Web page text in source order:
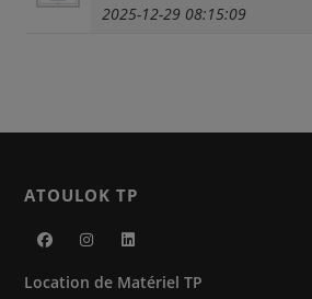
2025-12-29 08:15:09
ATOULOK TP
dans dans dans
Location de Matériel TP